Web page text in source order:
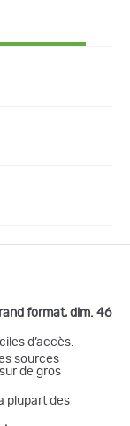
format, dim. 46
d’accès.
sources
de gros
plupart des